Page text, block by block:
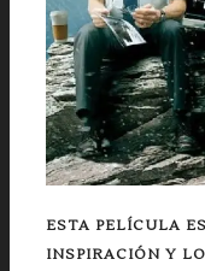
ESTA PELÍCULA
INSPIRACIÓN Y